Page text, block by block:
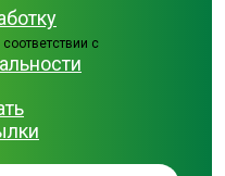
соответствии с